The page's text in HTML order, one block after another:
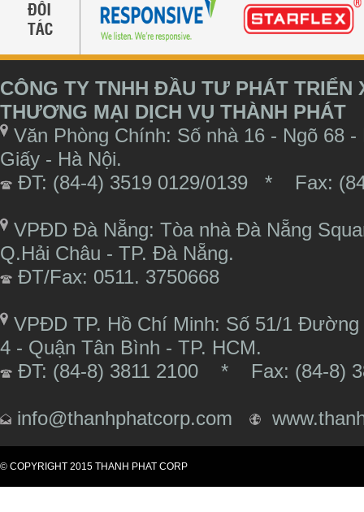
CÔNG TY TNHH ĐẦU TƯ PHÁT TRIỂN
THƯƠNG MẠI DỊCH VỤ THÀNH PHÁT
Văn Phòng Chính: Số nhà 16 - Ngõ 68
Giấy - Hà Nội.
ĐT: (84-4) 3519 0129/0139 * Fax:
VPĐD Đà Nẵng: Tòa nhà Đà Nẵng
Q.Hải Châu - TP. Đà Nẵng.
ĐT/Fax: 0511. 3750668
VPĐD TP. Hồ Chí Minh: Số 51/1
4 - Quận Tân Bình - TP. HCM.
ĐT: (84-8) 3811 2100 * Fax: (84-8)
info@thanhphatcorp.com
© COPYRIGHT 2015 THANH PHAT CORP